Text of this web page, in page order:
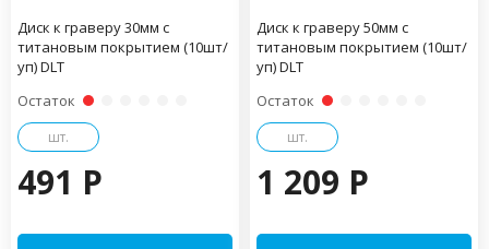
Диск к граверу 30мм с
титановым покрытием (10шт/
уп) DLT
Остаток
шт.
491 P
Диск к граверу 50мм с
титановым покрытием (10шт/
уп) DLT
Остаток
шт.
1 209 P